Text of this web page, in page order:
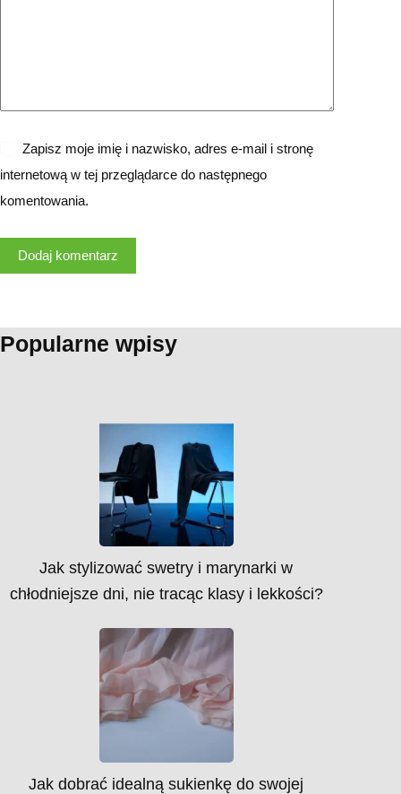
Zapisz moje imię i nazwisko, adres e-mail i stronę
internetową w tej przeglądarce do następnego
komentowania.
Dodaj komentarz
Popularne wpisy
Jak stylizować swetry i marynarki w
chłodniejsze dni, nie tracąc klasy i lekkości?
Jak dobrać idealną sukienkę do swojej